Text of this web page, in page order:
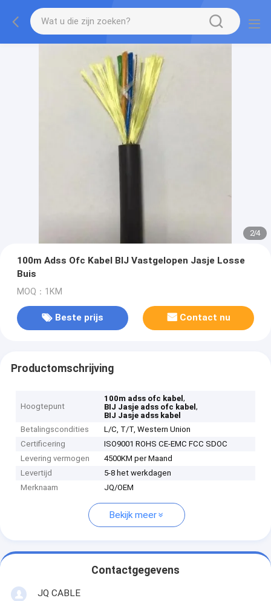
2/4
100m Adss Ofc Kabel BIJ Vastgelopen Jasje Losse
Buis
MOQ：1KM
Beste prijs Contact nu
Productomschrijving
Hoogtepunt
100m adss ofc kabel,
BIJ Jasje adss ofc kabel,
BIJ Jasje adss kabel
Betalingscondities
L/C, T/T, Western Union
Certificering
ISO9001 ROHS CE-EMC FCC SDOC
Levering vermogen
4500KM per Maand
Levertijd
5-8 het werkdagen
Merknaam
JQ/OEM
Bekijk meer
Contactgegevens
JQ CABLE